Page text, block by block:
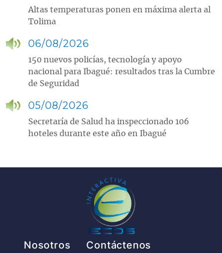
Altas temperaturas ponen en máxima alerta al
Tolima
06/08/2026
150 nuevos policías, tecnología y apoyo
nacional para Ibagué: resultados tras la Cumbre
de Seguridad
05/08/2026
Secretaría de Salud ha inspeccionado 106
hoteles durante este año en Ibagué
Pie de página
Nosotros Contáctenos